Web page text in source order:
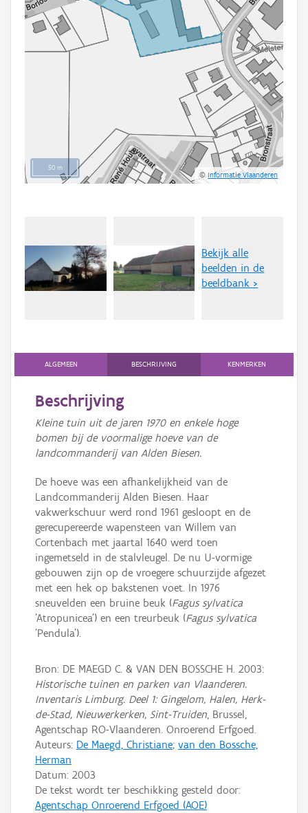
50 m
©Informatie Vlaanderen
Bekijk alle
beelden in de
beeldbank >
ALGEMEEN BESCHRIJVING KENMERKEN
Beschrijving
Kleine tuin uit de jaren 1970 en enkele hoge
bomen bij de voormalige hoeve van de
landcommanderij van Alden Biesen.
De hoeve was een afhankelijkheid van de
Landcommanderij Alden Biesen. Haar
vakwerkschuur werd rond 1961 gesloopt en de
gerecupereerde wapensteen van Willem van
Cortenbach met jaartal 1640 werd toen
ingemetseld in de stalvleugel. De nu U-vormige
gebouwen zijn op de vroegere schuurzijde afgezet
met een hek op bakstenen voet. In 1976
sneuvelden een bruine beuk (Fagus sylvatica
'Atropunicea') en een treurbeuk (Fagus sylvatica
'Pendula').
Bron: DE MAEGD C. & VAN DEN BOSSCHE H. 2003:
Historische tuinen en parken van Vlaanderen.
Inventaris Limburg. Deel 1: Gingelom, Halen, Herk-
de-Stad, Nieuwerkerken, Sint-Truiden, Brussel,
Agentschap RO-Vlaanderen. Onroerend Erfgoed.
Auteurs: De Maegd, Christiane; van den Bossche,
Herman
Datum: 2003
De tekst wordt ter beschikking gesteld door:
Agentschap Onroerend Erfgoed (AOE)